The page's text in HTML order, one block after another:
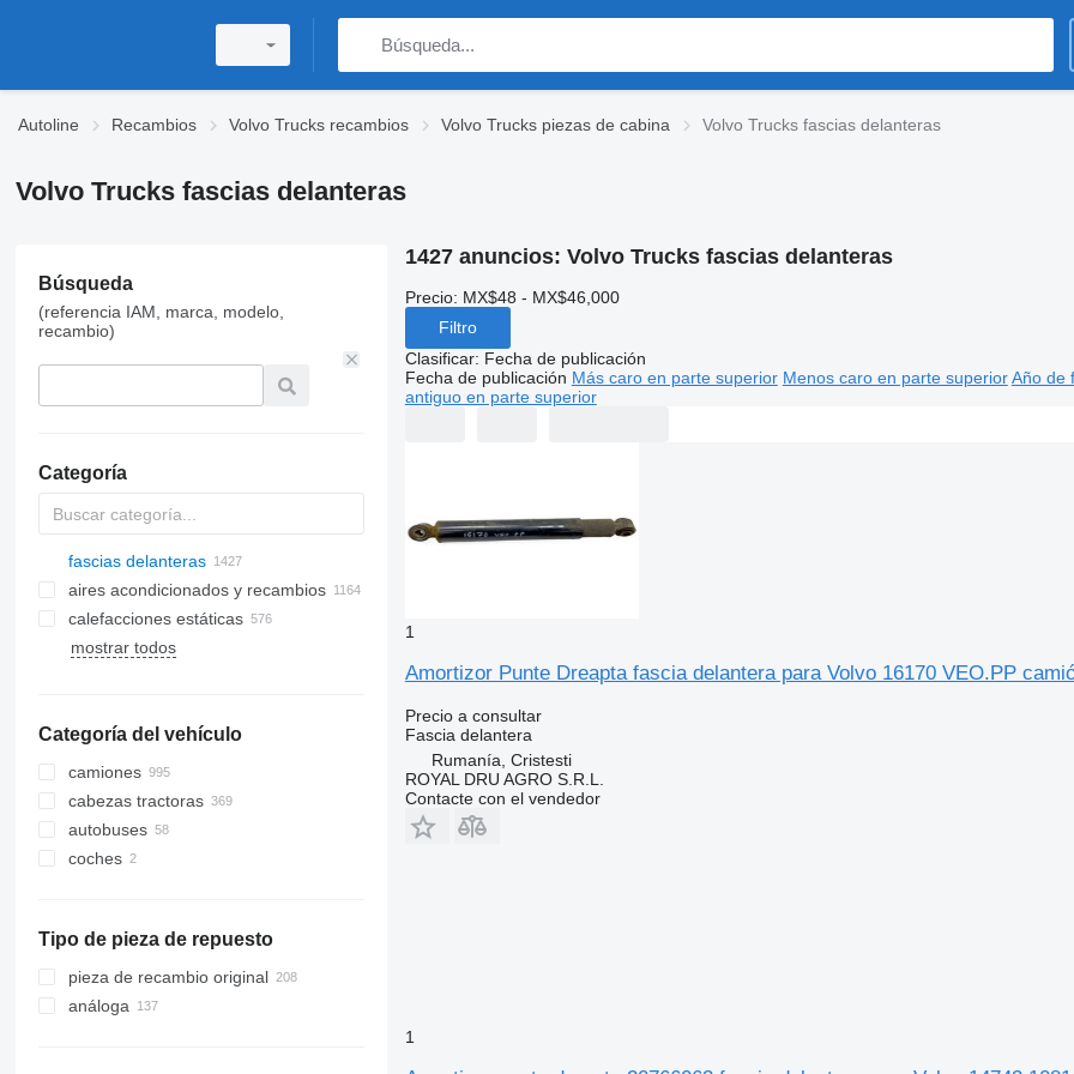
Autoline Recambios Volvo Trucks recambios Volvo Trucks piezas de cabina Volvo Trucks fascias delanteras
Volvo Trucks fascias delanteras
Búsqueda
(referencia IAM, marca, modelo,
recambio)
Categoría
fascias delanteras
aires acondicionados y recambios
mangueras de aire acondicionado
radiadores de aire acondicionado
acondicionados
acondicionado
aires acondicionados
otras piezas de aire acondicionado
calefacciones estáticas
lunas laterales
lunas traseras
mostrar todos
Categoría del vehículo
camiones
cabezas tractoras
autobuses
coches
Tipo de pieza de repuesto
pieza de recambio original
análoga
1427 anuncios: Volvo Trucks fascias delanteras
Precio: MX$48 - MX$46,000
Filtro
Clasificar: Fecha de publicación
Fecha de publicación Más caro en parte superior Menos caro en parte superior Año de
antiguo en parte superior
1
Amortizor Punte Dreapta fascia delantera para Volvo 16170 VEO.PP
Precio a consultar
Fascia delantera
Rumanía, Cristesti
ROYAL DRU AGRO S.R.L.
Contacte con el vendedor
1